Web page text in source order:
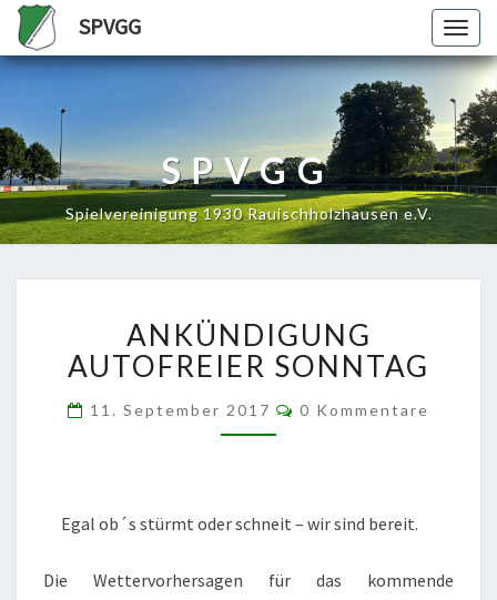
SPVGG
SPVGG
Spielvereinigung 1930 Rauischholzhausen e.V.
AUTOFREIER
SONNTAG
ANKÜNDIGUNG
AUTOFREIER SONNTAG
11. September 2017 Kommentare
0 Kommentare
Egal ob´s stürmt oder schneit – wir sind bereit.
Die Wettervorhersagen für das kommende